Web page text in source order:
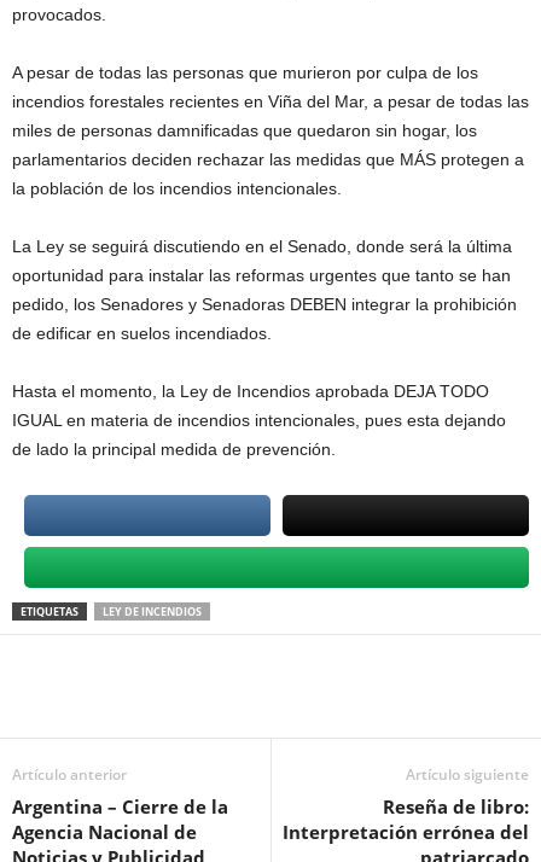
provocados.
A pesar de todas las personas que murieron por culpa de los
incendios forestales recientes en Viña del Mar, a pesar de todas las
miles de personas damnificadas que quedaron sin hogar, los
parlamentarios deciden rechazar las medidas que MÁS protegen a
la población de los incendios intencionales.
La Ley se seguirá discutiendo en el Senado, donde será la última
oportunidad para instalar las reformas urgentes que tanto se han
pedido, los Senadores y Senadoras DEBEN integrar la prohibición
de edificar en suelos incendiados.
Hasta el momento, la Ley de Incendios aprobada DEJA TODO
IGUAL en materia de incendios intencionales, pues esta dejando
de lado la principal medida de prevención.
ETIQUETAS LEY DE INCENDIOS
Artículo anterior
Argentina – Cierre de la
Agencia Nacional de
Noticias y Publicidad
Artículo siguiente
Reseña de libro:
Interpretación errónea del
patriarcado